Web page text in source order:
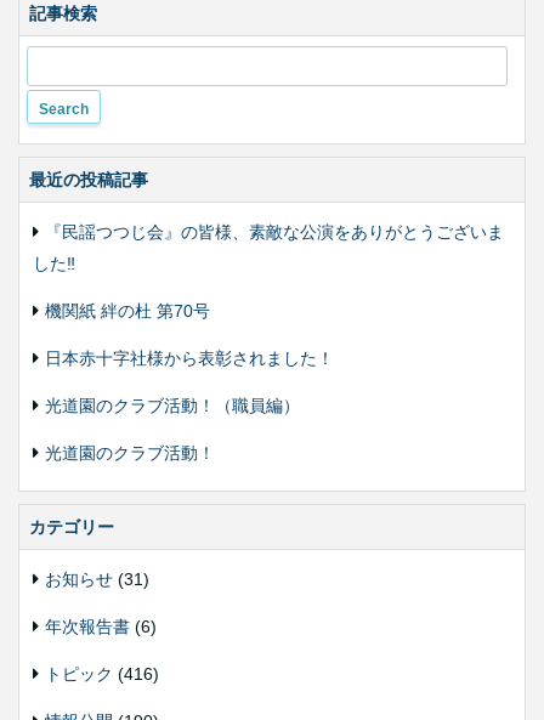
合
変
記事検索
最近の投稿記事
『民謡つつじ会』の皆様、素敵な公演をありがとうございま
した‼️
機関紙 絆の杜 第70号
日本赤十字社様から表彰されました！
光道園のクラブ活動！（職員編）
光道園のクラブ活動！
カテゴリー
お知らせ (31)
年次報告書 (6)
トピック (416)